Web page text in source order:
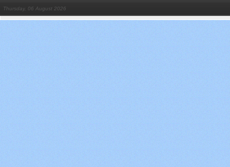
Thursday, 06 August 2026